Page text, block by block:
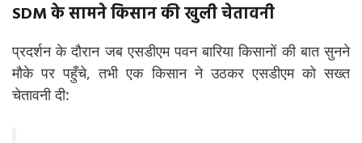
SDM के सामने किसान की खुली चेतावनी
प्रदर्शन के दौरान जब एसडीएम पवन बारिया किसानों की बात सुनने
मौके पर पहुँचे, तभी एक किसान ने उठकर एसडीएम को सख्त
चेतावनी दी: